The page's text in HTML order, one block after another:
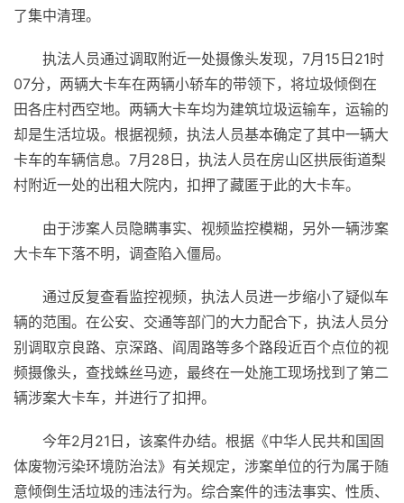
了集中清理。
执法人员通过调取附近一处摄像头发现，7月15日21时
07分，两辆大卡车在两辆小轿车的带领下，将垃圾倾倒在
田各庄村西空地。两辆大卡车均为建筑垃圾运输车，运输的
却是生活垃圾。根据视频，执法人员基本确定了其中一辆大
卡车的车辆信息。7月28日，执法人员在房山区拱辰街道梨
村附近一处的出租大院内，扣押了藏匿于此的大卡车。
由于涉案人员隐瞒事实、视频监控模糊，另外一辆涉案
大卡车下落不明，调查陷入僵局。
通过反复查看监控视频，执法人员进一步缩小了疑似车
辆的范围。在公安、交通等部门的大力配合下，执法人员分
别调取京良路、京深路、阎周路等多个路段近百个点位的视
频摄像头，查找蛛丝马迹，最终在一处施工现场找到了第二
辆涉案大卡车，并进行了扣押。
今年2月21日，该案件办结。根据《中华人民共和国固
体废物污染环境防治法》有关规定，涉案单位的行为属于随
意倾倒生活垃圾的违法行为。综合案件的违法事实、 性质、